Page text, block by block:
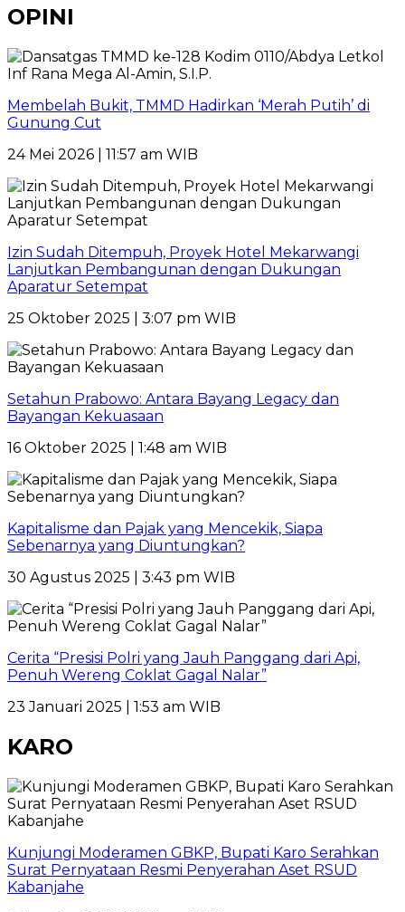
OPINI
Membelah Bukit, TMMD Hadirkan ‘Merah Putih’ di
Gunung Cut
24 Mei 2026 | 11:57 am WIB
Izin Sudah Ditempuh, Proyek Hotel Mekarwangi
Lanjutkan Pembangunan dengan Dukungan
Aparatur Setempat
25 Oktober 2025 | 3:07 pm WIB
Setahun Prabowo: Antara Bayang Legacy dan
Bayangan Kekuasaan
16 Oktober 2025 | 1:48 am WIB
Kapitalisme dan Pajak yang Mencekik, Siapa
Sebenarnya yang Diuntungkan?
30 Agustus 2025 | 3:43 pm WIB
Cerita “Presisi Polri yang Jauh Panggang dari Api,
Penuh Wereng Coklat Gagal Nalar”
23 Januari 2025 | 1:53 am WIB
KARO
Kunjungi Moderamen GBKP, Bupati Karo Serahkan
Surat Pernyataan Resmi Penyerahan Aset RSUD
Kabanjahe